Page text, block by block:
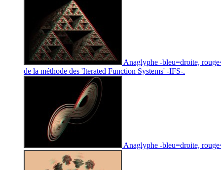
Anaglyphe -bleu=droite,
de la méthode des 'Iterated Function Systems' -IFS-.
Anaglyphe -bleu=droite,